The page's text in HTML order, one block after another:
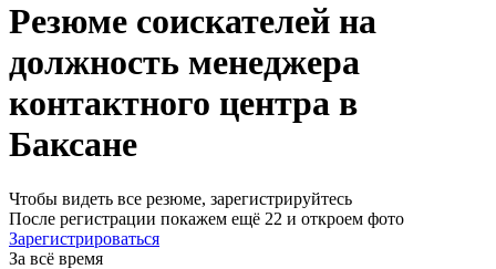
Резюме соискателей на
должность менеджера
контактного центра в
Баксане
Чтобы видеть все резюме, зарегистрируйтесь
После регистрации покажем ещё 22 и откроем фото
Зарегистрироваться
За всё время